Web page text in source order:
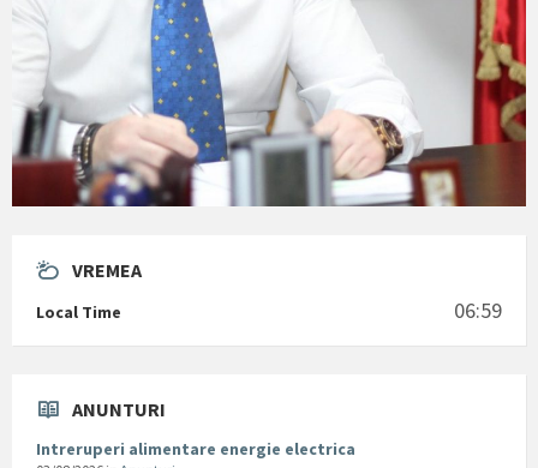
VREMEA
Local Time 06:59
ANUNTURI
Intreruperi alimentare energie electrica